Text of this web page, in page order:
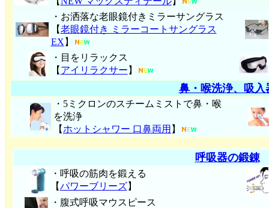
・お洒落な老眼鏡付きミラーサングラス
【老眼鏡付き ミラーコートサングラス
EX 】
・目をリラックス
【 アイリラクサー 】
鼻・喉洗浄、吸入
・5ミクロンのスチームミストで鼻・喉
を洗浄
【 ホットシャワー 口鼻両用 】
呼吸器の鍛錬
・呼吸の筋肉を鍛える
【パワーブリーズ】
・腹式呼吸マウスピース